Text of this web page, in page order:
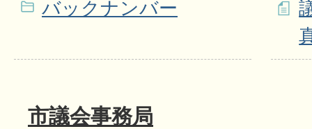
バックナンバー
市議会事務局